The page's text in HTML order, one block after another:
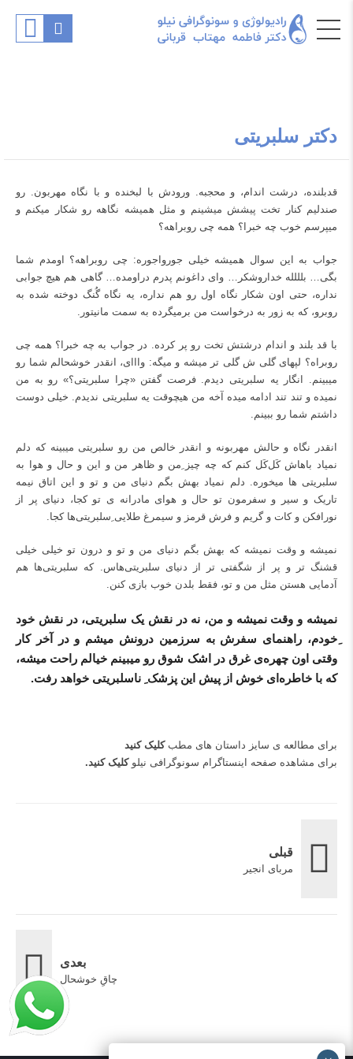
دکتر سلبریتی
قدبلنده، درشت اندام، و محجبه. ورودش با لبخنده و با نگاه مهربون. رو
صندلیم کنار تخت پیشش میشینم و مثل همیشه نگاهه رو شکار میکنم و
میپرسم خوب چه خبرا؟ همه چی روبراهه؟
جواب به این سوال همیشه خیلی جورواجوره: چی روبراهه؟ اومدم شما
بگی… بلللله خداروشکر… وای داغونم پدرم دراومده… گاهی هم هیچ جوابی
نداره، حتی اون شکار نگاه اول رو هم نداره، یه نگاه گُنگ دوخته شده به
روبرو، که به زور به درخواست من برمیگرده به سمت مانیتور.
با قد بلند و اندام درشتش تخت رو پر کرده. در جواب به چه خبرا؟ همه چی
روبراه؟ لپهای گلی ش گلی تر میشه و میگه: وااای، انقدر خوشحالم شما رو
میبینم. انگار یه سلبریتی دیدم. فرصت گفتن «چرا سلبریتی؟» رو به من
نمیده و تند تند ادامه میده آخه من هیچوقت یه سلبریتی ندیدم. خیلی دوست
داشتم شما رو ببینم.
انقدر نگاه و حالش مهربونه و انقدر خالص من رو سلبریتی میبینه که دلم
نمیاد باهاش کَل‌کَل کنم که چه چیز ِمن و ظاهر من و این و حال و هوا به
سلبریتی ها میخوره. دلم نمیاد بهش بگم دنیای من و تو و این اتاق نیمه
تاریک و سیر و سفرمون تو حال و هوای مادرانه ی تو کجا، دنیای پر از
نورافکن و کات و گریم و فرش قرمز و سیمرغ طلایی ِسلبریتی‌ها کجا.
نمیشه و وقت نمیشه که بهش بگم دنیای من و تو و درون تو خیلی خیلی
قشنگ تر و پر از شگفتی تر از دنیای سلبریتی‌هاس. که سلبریتی‌ها هم
آدمایی هستن مثل من و تو، فقط بلدن خوب بازی کنن.
نمیشه و وقت نمیشه و من، نه در نقش یک سلبریتی، در نقش خود
ِخودم، راهنمای سفرش به سرزمین درونش میشم و در آخر کار
وقتی اون چهره‌ی غرق در اشک شوق رو میبینم خیالم راحت میشه،
که با خاطره‌ای خوش از پیش این پزشک ِ ناسلبریتی خواهد رفت.
برای مطالعه ی سایز داستان های مطب کلیک کنید
برای مشاهده صفحه اینستاگرام سونوگرافی نیلوکلیک کنید.
قبلی
مربای انجیر
بعدی
چاقِ خوشحال